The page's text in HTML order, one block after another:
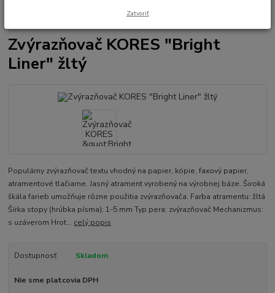
Zvýrazňovač KORES "Bright
Liner" žltý
Populárny zvýrazňovač textu vhodný na papier, kópie, faxový papier,
atramentové tlačiarne. Jasný atrament vyrobený na výrobnej báze. Široká
škála farieb umožňuje rôzne použitia zvýrazňovača. Farba atramentu: žltá
Šírka stopy (hrúbka písma): 1-5 mm Typ pera: zvýrazňovač Mechanizmus:
s uzáverom Hrot... celý popis
Dostupnosť Skladom
Nie sme platcovia DPH
Zatvoriť